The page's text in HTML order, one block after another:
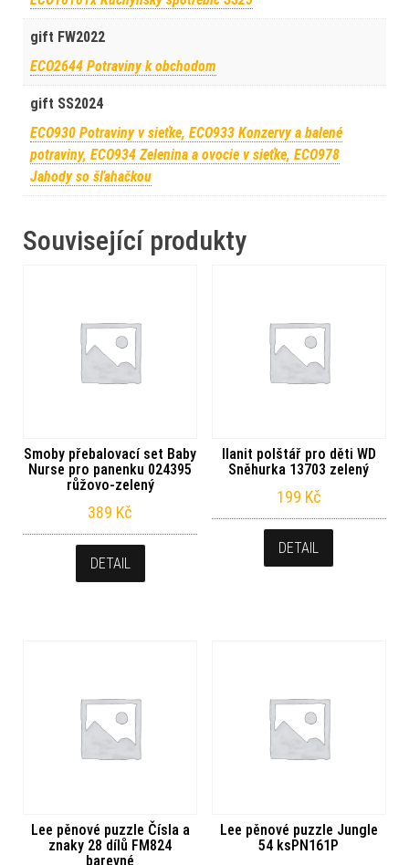
gift FW2022
ECO2644 Potraviny k obchodom
gift SS2024
ECO930 Potraviny v sieťke, ECO933 Konzervy a balené
potraviny, ECO934 Zelenina a ovocie v sieťke, ECO978
Jahody so šľahačkou
Související produkty
Smoby přebalovací set Baby
Nurse pro panenku 024395
růžovo-zelený
389 Kč
DETAIL
Ilanit polštář pro děti WD
Sněhurka 13703 zelený
199 Kč
DETAIL
Lee pěnové puzzle Čísla a
znaky 28 dílů FM824
barevné
Lee pěnové puzzle Jungle
54 ksPN161P